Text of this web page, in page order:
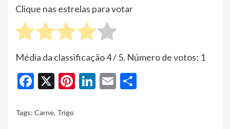
Clique nas estrelas para votar
Média da classificação4/ 5. Número de votos: 1
Facebook
X Pinterest
LinkedIn
Email
Tags: Carne, Trigo